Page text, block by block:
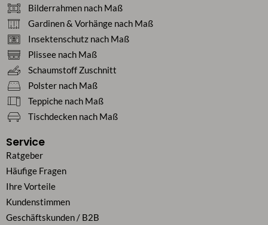
Bilderrahmen nach Maß
Gardinen & Vorhänge nach Maß
Insektenschutz nach Maß
Plissee nach Maß
Schaumstoff Zuschnitt
Polster nach Maß
Teppiche nach Maß
Tischdecken nach Maß
Service
Ratgeber
Häufige Fragen
Ihre Vorteile
Kundenstimmen
Geschäftskunden / B2B